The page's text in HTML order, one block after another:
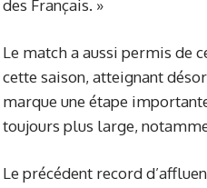
des Français. »
Le match a aussi permis de
cette saison, atteignant
marque une étape
toujours plus large,
Le précédent record